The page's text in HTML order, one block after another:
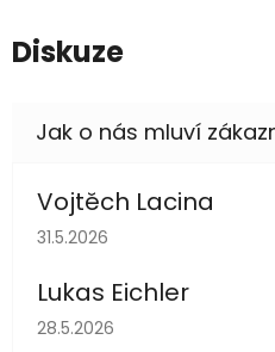
Diskuze
Vojtěch Lacina
Hodnocení obchodu je 5 z
31.5.2026
Lukas Eichler
Hodnocení obchodu je 5 z
28.5.2026